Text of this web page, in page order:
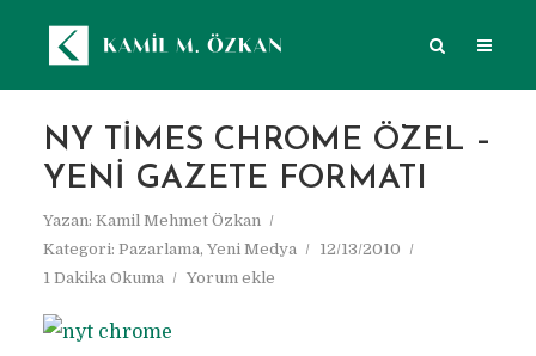
NY TIMES CHROME ÖZEL –
YENI GAZETE FORMATI
Yazan: Kamil Mehmet Özkan
Kategori: Pazarlama, Yeni Medya
12/13/2010
1 Dakika Okuma
Yorum ekle